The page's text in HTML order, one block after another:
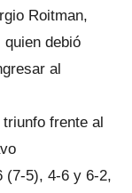
Roitman,
quien debió
al
frente al
(7-5), 4-6 y 6-2,